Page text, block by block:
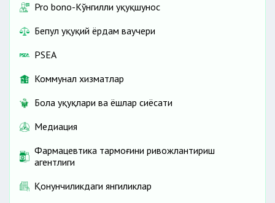
Pro bono-Кўнгилли ҳуқуқшунос
Бепул ҳуқуқий ёрдам ваучери
PSEA
Коммунал хизматлар
Бола ҳуқуқлари ва ёшлар сиёсати
Медиация
Фармацевтика тармоғини ривожлантириш
агентлиги
Қонунчиликдаги янгиликлар